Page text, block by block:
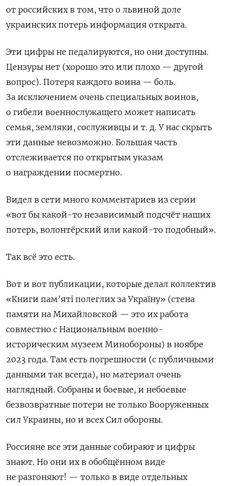
от российских в том, что о львиной доле
украинских потерь информация открыта.
Эти цифры не педалируются, но они доступны.
Цензуры нет (хорошо это или плохо — другой
вопрос). Потеря каждого воина — боль.
За исключением очень специальных воинов,
о гибели военнослужащего может написать
семья, земляки, сослуживцы и т. д. У нас скрыть
эти данные невозможно. Большая часть
отслеживается по открытым указам
о награждении посмертно.
Видел в сети много комментариев из серии
«вот бы какой-то независимый подсчёт наших
потерь, волонтёрский или какой-то подобный».
Так всё это есть.
Вот и вот публикации, которые делал коллектив
«Книги пам’яті полеглих за Україну» (стена
памяти на Михайловской — это их работа
совместно с Национальным военно-
историческим музеем Минобороны) в ноябре
2023 года. Там есть погрешности (с публичными
данными так всегда), но материал очень
наглядный. Собраны и боевые, и небоевые
безвозвратные потери не только Вооруженных
сил Украины, но и всех Сил обороны.
Россияне все эти данные собирают и цифры
знают. Но они их в обобщённом виде
не разгоняют! — только в виде отдельных